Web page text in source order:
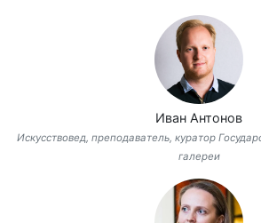
Иван Антонов
Искусствовед, преподаватель, куратор
галереи